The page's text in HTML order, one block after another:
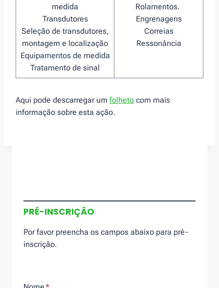
medida
Transdutores
Seleção de transdutores,
montagem e localização
Equipamentos de medida
Tratamento de sinal
Rolamentos.
Engrenagens
Correias
Ressonância
Aqui pode descarregar um folheto com mais
informação sobre esta ação.
PRÉ-INSCRIÇÃO
Por favor preencha os campos abaixo para pré-
inscrição.